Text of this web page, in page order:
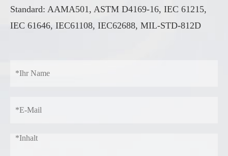
Standard: AAMA501, ASTM D4169-16, IEC 61215,
IEC 61646, IEC61108, IEC62688, MIL-STD-812D